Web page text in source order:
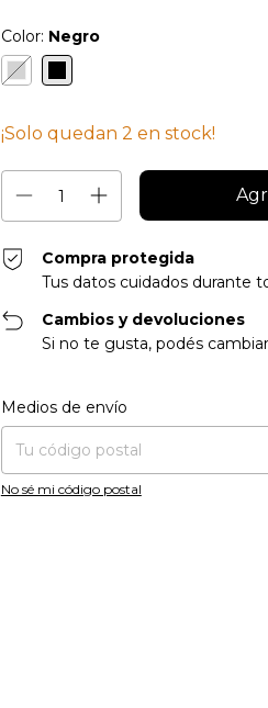
Color: Negro
¡Solo quedan 2 en stock!
Compra protegida
Tus datos cuidados durante
Cambios y devoluciones
Si no te gusta, podés
Entregas para el CP:
Medios de envío
No sé mi código postal